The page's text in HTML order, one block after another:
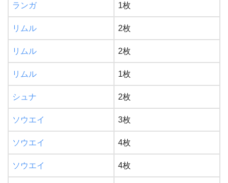
ランガ 1枚
リムル 2枚
リムル 2枚
リムル 1枚
シュナ 2枚
ソウエイ 3枚
ソウエイ 4枚
ソウエイ 4枚